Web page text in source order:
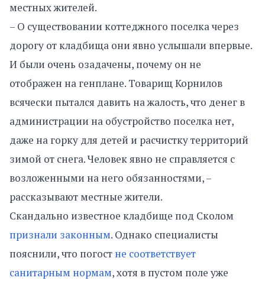
местных жителей.
– О существовании коттеджного поселка через
дорогу от кладбища они явно услышали впервые.
И были очень озадачены, почему он не
отображен на генплане. Товарищ Корнилов
всячески пытался давить на жалость, что денег в
администрации на обустройство поселка нет,
даже на горку для детей и расчистку территорий
зимой от снега. Человек явно не справляется с
возложенными на него обязанностями, –
рассказывают местные жители.
Скандально известное кладбище под Сколом
признали законным. Однако специалисты
пояснили, что погост не соответствует
санитарным нормам, хотя в пустом поле уже